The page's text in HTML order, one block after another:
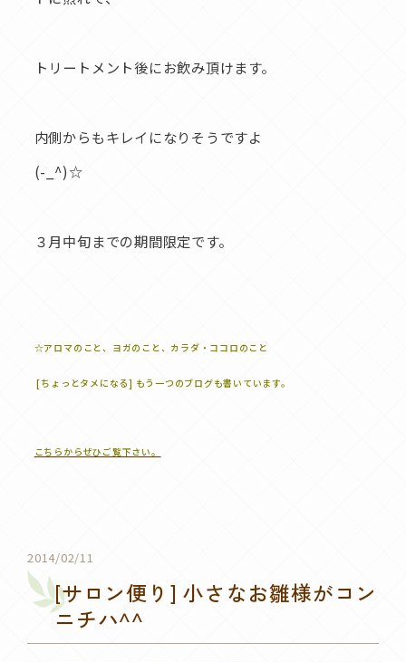
トリートメント後にお飲み頂けます。
内側からもキレイになりそうですよ
(-_^)☆
３月中旬までの期間限定です。
☆アロマのこと、ヨガのこと、カラダ・ココロのこと
[ちょっとタメになる] もう一つのブログも書いています。
こちらからぜひご覧下さい。
2014/02/11
[サロン便り] 小さなお雛様がコン
ニチハ^^